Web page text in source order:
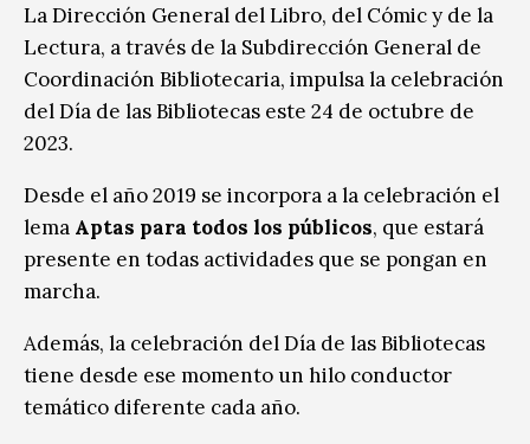
Sin categoría
La Dirección General del Libro, del Cómic y de la
Lectura, a través de la Subdirección General de
Coordinación Bibliotecaria, impulsa la celebración
del Día de las Bibliotecas este 24 de octubre de
2023.
Desde el año 2019 se incorpora a la celebración el
lema Aptas para todos los públicos, que estará
presente en todas actividades que se pongan en
marcha.
Además, la celebración del Día de las Bibliotecas
tiene desde ese momento un hilo conductor
temático diferente cada año.